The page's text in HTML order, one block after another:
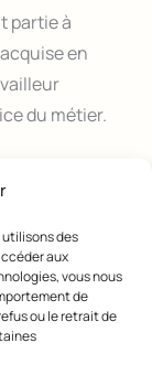
utilisons des
aux
vous nous
de
ou le retrait de
partie à
en
du métier.
ou